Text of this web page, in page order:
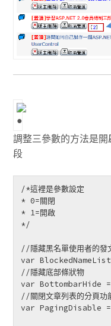
調整三參數的方法是
段
/*這裡是參數設定
* 0=關閉
* 1=開啟
*/
//隱藏黑名單使用者的發
var
//隱藏底部條狀物
var BottombarHide
//關閉文章列表的分頁功
var PagingDisable